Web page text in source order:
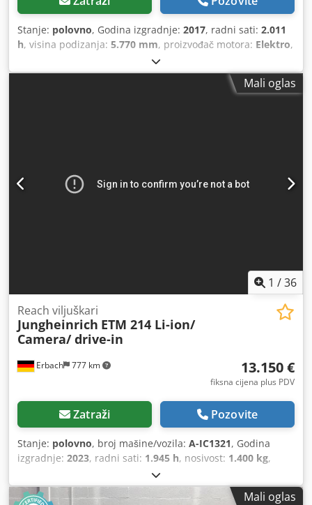
Stanje: polovno, Godina izgradnje: 2017, radni sati: 2.011
h, visina podizanja: 5.770 mm, proizvođač motora: Elektro,
Mali oglas
1 /36
Erbach 777 km
Reach viljuškari
Jungheinrich ETM 214 Li-ion/
Camera/ drive-in
13.150 €
fiksna cijena plus PDV
Zatraži Pozovite
Stanje: polovno, broj mašine/vozila: A-IC1321, Godina
izgradnje: 2023, radni sati: 1.945 h, nosivost: 1.400 kg,
, vrsta goriva:
jarbola:triplex, građevinska visina:2.900 mm,
Mali oglas